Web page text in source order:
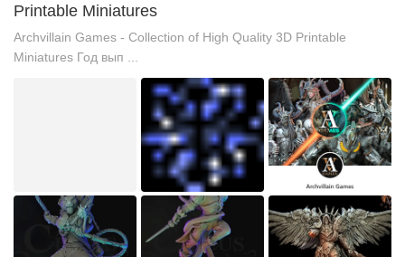
Printable Miniatures
Archvillain Games - Collection of High Quality 3D Printable
Miniatures Год вып ...